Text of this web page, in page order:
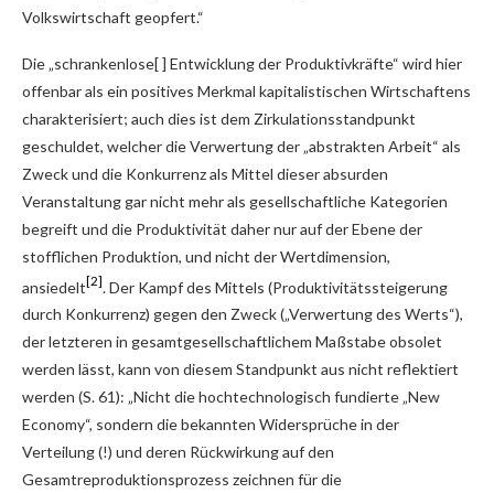
Volkswirtschaft geopfert.“
Die „schrankenlose[ ] Entwicklung der Produktivkräfte“ wird hier
offenbar als ein positives Merkmal kapitalistischen Wirtschaftens
charakterisiert; auch dies ist dem Zirkulationsstandpunkt
geschuldet, welcher die Verwertung der „abstrakten Arbeit“ als
Zweck und die Konkurrenz als Mittel dieser absurden
Veranstaltung gar nicht mehr als gesellschaftliche Kategorien
begreift und die Produktivität daher nur auf der Ebene der
stofflichen Produktion, und nicht der Wertdimension,
ansiedelt[2] . Der Kampf des Mittels (Produktivitätssteigerung
durch Konkurrenz) gegen den Zweck („Verwertung des Werts“),
der letzteren in gesamtgesellschaftlichem Maßstabe obsolet
werden lässt, kann von diesem Standpunkt aus nicht reflektiert
werden (S. 61): „Nicht die hochtechnologisch fundierte „New
Economy“, sondern die bekannten Widersprüche in der
Verteilung (!) und deren Rückwirkung auf den
Gesamtreproduktionsprozess zeichnen für die